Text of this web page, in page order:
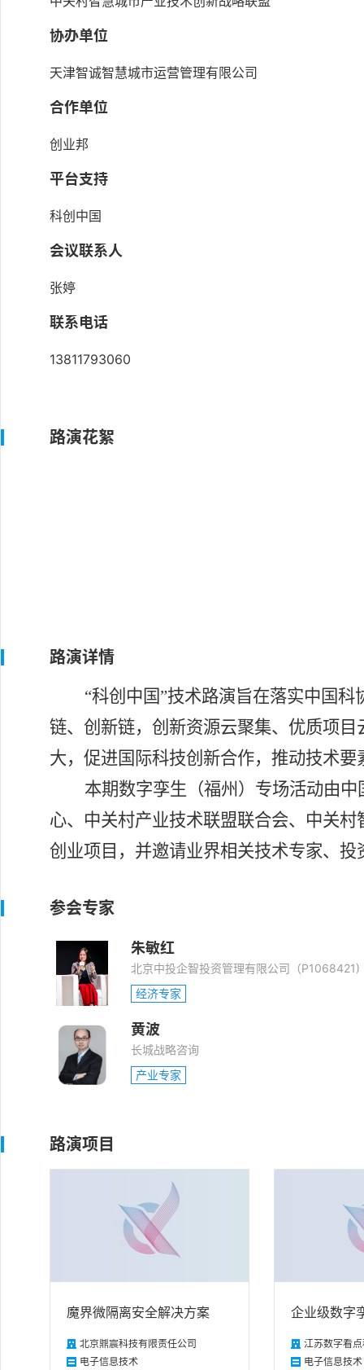
协办单位
天津智诚智慧城市运营管理有限公司
合作单位
创业邦
平台支持
科创中国
会议联系人
张婷
联系电话
13811793060
路演花絮
路演详情
“科创中国”技术路演旨在落实中国
链、创新链，创新资源云聚集、优质项
大，促进国际科技创新合作，推动技术
本期数字孪生（福州）专场活动由
心、 中关村产业技术联盟联合会、中关
创业项目， 并邀请业界相关技术专家、
参会专家
朱敏红
北京中投企智投资管理有限公司（P1068421)
经济专家
黄波
长城战略咨询
产业专家
路演项目
魔界微隔离安全解决方案
北京鼎震科技有限责任公司
电子信息技术
江苏数字看
电子信息技术